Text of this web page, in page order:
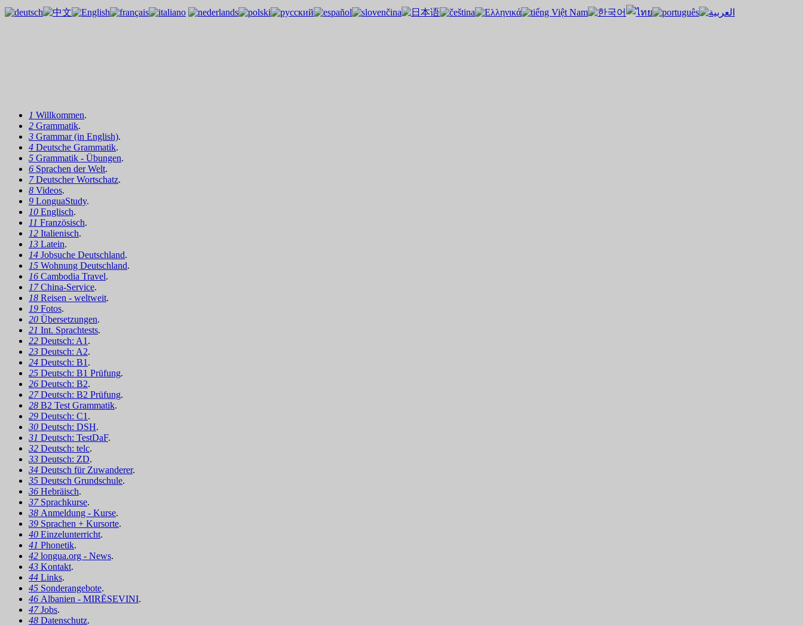
1 Willkommen.
2 Grammatik.
3 Grammar (in English).
4 Deutsche Grammatik.
5 Grammatik - Übungen.
6 Sprachen der Welt.
7Deutscher Wortschatz.
8 Videos.
9 LonguaStudy.
10 Englisch.
11 Französisch.
12 Italienisch.
13 Latein.
14 Jobsuche Deutschland.
15 Wohnung Deutschland.
16 Cambodia Travel.
17China-Service.
18 Reisen - weltweit.
19 Fotos.
20 Übersetzungen.
21 Int. Sprachtests.
22 Deutsch: A1 .
23 Deutsch: A2.
24 Deutsch: B1 .
25 Deutsch: B1 Prüfung.
26 Deutsch: B2.
27Deutsch: B2 Prüfung.
28 B2 Test Grammatik.
29 Deutsch: C1 .
30 Deutsch: DSH.
31 Deutsch: TestDaF.
32 Deutsch: telc.
33 Deutsch: ZD.
34 Deutsch für Zuwanderer.
35 Deutsch Grundschule.
36 Hebräisch.
37 Sprachkurse.
38 Anmeldung - Kurse.
39 Sprachen + Kursorte.
40 Einzelunterricht.
41 Phonetik.
42 longua.org - News.
43 Kontakt.
44 Links.
45 Sonderangebote.
46 Albanien - MIRËSEVINI.
47Jobs.
48 Datenschutz.